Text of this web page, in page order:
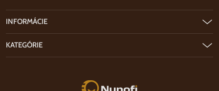
Nunofi.sk
INFORMÁCIE
KATEGÓRIE